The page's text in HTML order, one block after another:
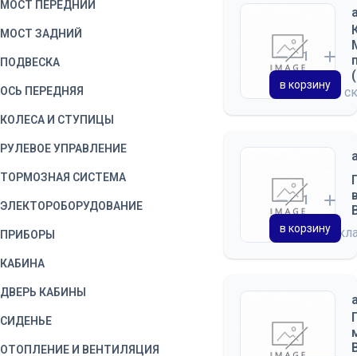
МОСТ ПЕРЕДНИЙ
МОСТ ЗАДНИЙ
ПОДВЕСКА
ОСЬ ПЕРЕДНЯЯ
КОЛЕСА И СТУПИЦЫ
РУЛЕВОЕ УПРАВЛЕНИЕ
ТОРМОЗНАЯ СИСТЕМА
ЭЛЕКТОРОБОРУДОВАНИЕ
ПРИБОРЫ
КАБИНА
ДВЕРЬ КАБИНЫ
СИДЕНЬЕ
ОТОПЛЕНИЕ И ВЕНТИЛЯЦИЯ
на
в корзину
на
в корзину